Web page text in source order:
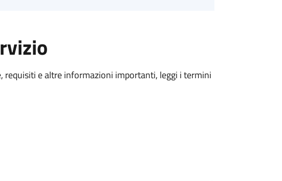
requisiti e altre informazioni importanti, leggi i termini